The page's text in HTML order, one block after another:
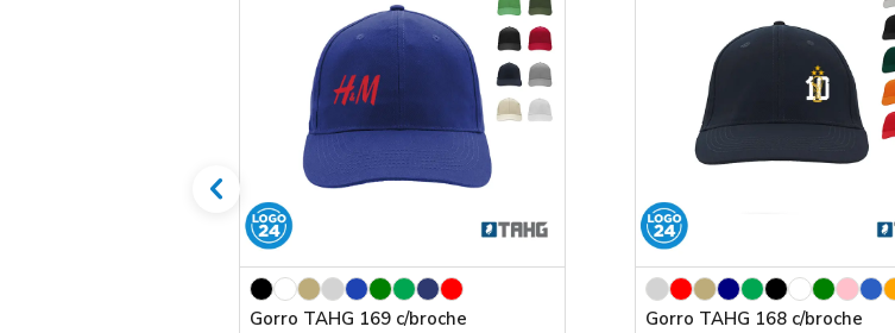
Gorro TAHG 169 c/broche Gorro TAHG 168 c/broche